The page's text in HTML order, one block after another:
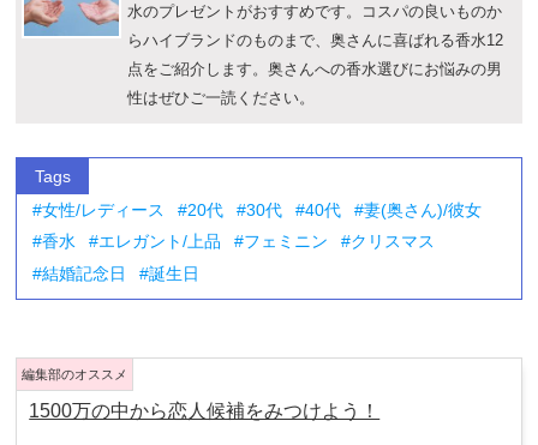
水のプレゼントがおすすめです。コスパの良いものか
らハイブランドのものまで、奥さんに喜ばれる香水12
点をご紹介します。奥さんへの香水選びにお悩みの男
性はぜひご一読ください。
Tags
女性/レディース
20代 30代 40代
妻(奥さん)/彼女
香水
エレガント/上品 フェミニン
クリスマス
結婚記念日
誕生日
1500万の中から恋人候補をみつけよう！